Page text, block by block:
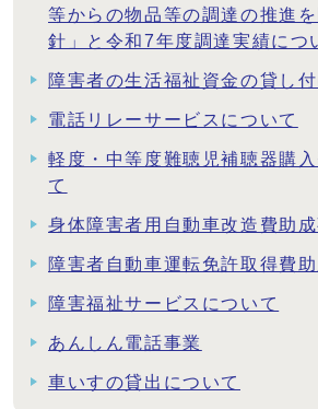
等からの物品等の調達の推進
針」と令和7年度調達実績につ
障害者の生活福祉資金の貸し
電話リレーサービスについて
軽度・中等度難聴児補聴器購
て
身体障害者用自動車改造費助
障害者自動車運転免許取得費
障害福祉サービスについて
あんしん電話事業
車いすの貸出について